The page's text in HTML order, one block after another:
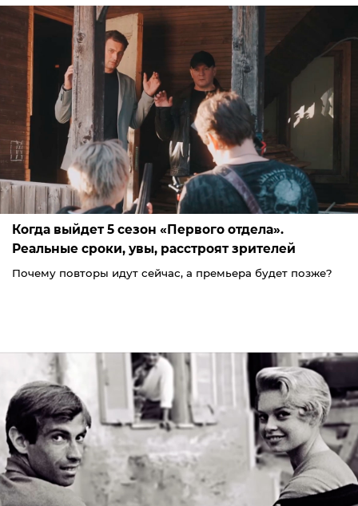
Когда выйдет 5 сезон «Первого отдела».
Реальные сроки, увы, расстроят зрителей
Почему повторы идут сейчас, а премьера будет позже?